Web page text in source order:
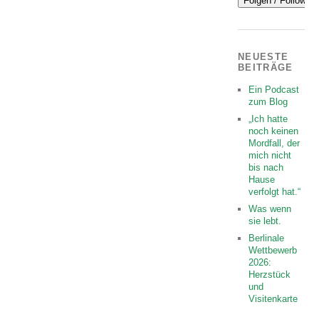
NEUESTE
BEITRÄGE
Ein Podcast
zum Blog
„Ich hatte
noch keinen
Mordfall, der
mich nicht
bis nach
Hause
verfolgt hat.“
Was wenn
sie lebt.
Berlinale
Wettbewerb
2026:
Herzstück
und
Visitenkarte